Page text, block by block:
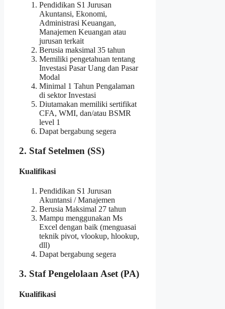
Pendidikan S1 Jurusan
Akuntansi, Ekonomi,
Administrasi Keuangan,
Manajemen Keuangan atau
jurusan terkait
Berusia maksimal 35 tahun
Memiliki pengetahuan tentang
Investasi Pasar Uang dan Pasar
Modal
Minimal 1 Tahun Pengalaman
di sektor Investasi
Diutamakan memiliki sertifikat
CFA, WMI, dan/atau BSMR
level 1
Dapat bergabung segera
2. Staf Setelmen (SS)
Kualifikasi
Pendidikan S1 Jurusan
Akuntansi / Manajemen
Berusia Maksimal 27 tahun
Mampu menggunakan Ms
Excel dengan baik (menguasai
teknik pivot, vlookup, hlookup,
dll)
Dapat bergabung segera
3. Staf Pengelolaan Aset (PA)
Kualifikasi